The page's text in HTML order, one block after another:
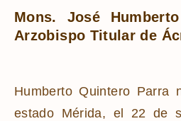
Mons. José
Arzobispo Titular de
Humberto Quintero Parra
estado Mérida, el 22 de